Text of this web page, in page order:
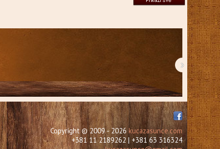
›
Copyright © 2009 - 2026kucazasunce.com
+381 11 2189262 | +381 63 316324